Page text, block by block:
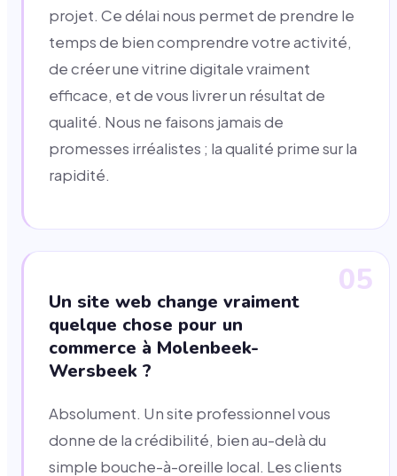
projet. Ce délai nous permet de prendre le
temps de bien comprendre votre activité,
de créer une vitrine digitale vraiment
efficace, et de vous livrer un résultat de
qualité. Nous ne faisons jamais de
promesses irréalistes ; la qualité prime sur la
rapidité.
05
Un site web change vraiment
quelque chose pour un
commerce à Molenbeek-
Wersbeek ?
Absolument. Un site professionnel vous
donne de la crédibilité, bien au-delà du
simple bouche-à-oreille local. Les clients